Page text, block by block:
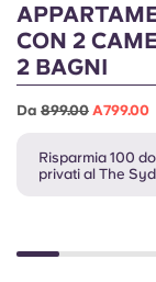
CON 2
2 BAGNI
Da 899.00 A799.00
Risparmia 100
privati al The